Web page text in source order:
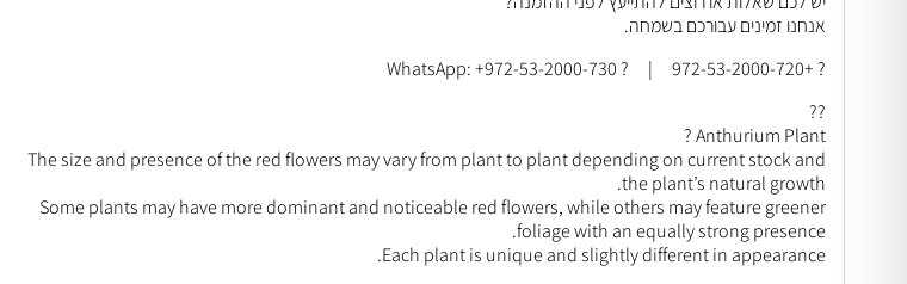
אנחנו זמינים עבורכם בשמחה.
? +972-53-2000-720 | ? WhatsApp: +972-53-2000-730
??
Anthurium Plant ?
The size and presence of the red flowers may vary from plant to plant depending on current stock and
the plant’s natural growth.
Some plants may have more dominant and noticeable red flowers, while others may feature greener
foliage with an equally strong presence.
Each plant is unique and slightly different in appearance.